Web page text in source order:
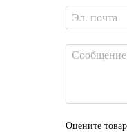
Оцените товар